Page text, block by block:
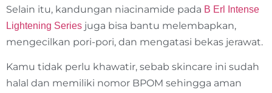
Selain itu, kandungan niacinamide pada B Erl Intense
Lightening Series juga bisa bantu melembapkan,
mengecilkan pori-pori, dan mengatasi bekas jerawat.
Kamu tidak perlu khawatir, sebab skincare ini sudah
halal dan memiliki nomor BPOM sehingga aman